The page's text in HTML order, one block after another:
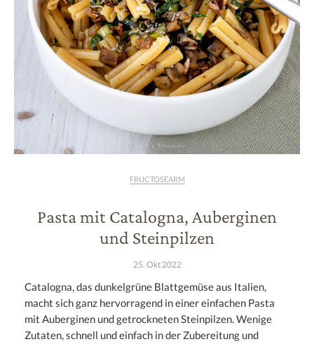
FRUCTOSEARM
Pasta mit Catalogna, Auberginen
und Steinpilzen
25. Okt 2022
Catalogna, das dunkelgrüne Blattgemüse aus Italien,
macht sich ganz hervorragend in einer einfachen Pasta
mit Auberginen und getrockneten Steinpilzen. Wenige
Zutaten, schnell und einfach in der Zubereitung und